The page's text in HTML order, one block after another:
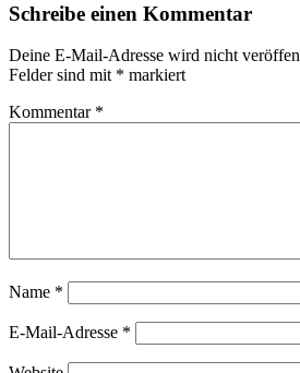
Schreibe einen Kommentar
Deine E-Mail-Adresse wird nicht
Felder sind mit * markiert
Kommentar *
Name *
E-Mail-Adresse *